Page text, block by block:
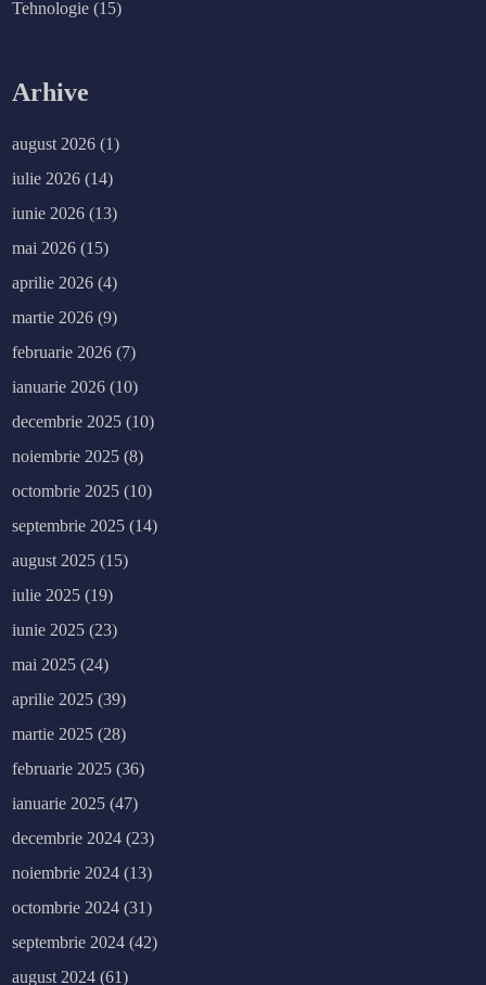
Tehnologie (15)
Arhive
august 2026 (1)
iulie 2026 (14)
iunie 2026 (13)
mai 2026 (15)
aprilie 2026 (4)
martie 2026 (9)
februarie 2026 (7)
ianuarie 2026 (10)
decembrie 2025 (10)
noiembrie 2025 (8)
octombrie 2025 (10)
septembrie 2025 (14)
august 2025 (15)
iulie 2025 (19)
iunie 2025 (23)
mai 2025 (24)
aprilie 2025 (39)
martie 2025 (28)
februarie 2025 (36)
ianuarie 2025 (47)
decembrie 2024 (23)
noiembrie 2024 (13)
octombrie 2024 (31)
septembrie 2024 (42)
august 2024 (61)